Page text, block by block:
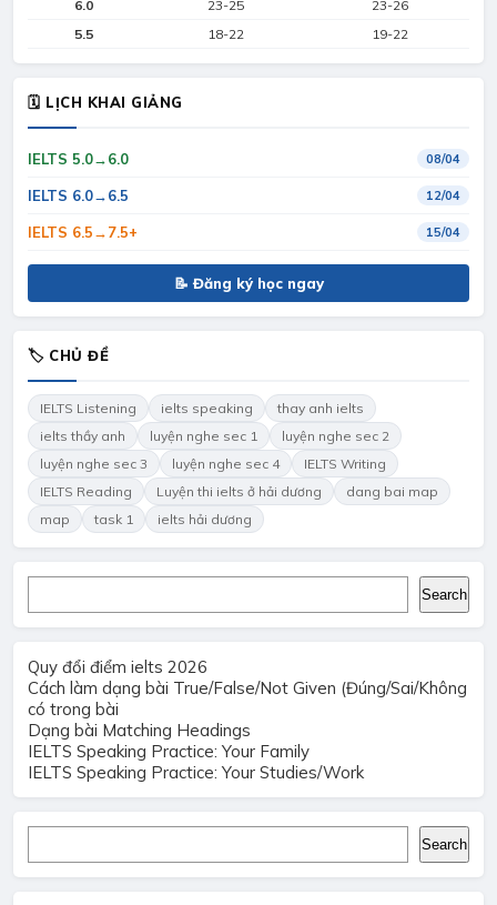
6.0 23-25
23-26
5.5
18-22 19-22
🗓 LỊCH KHAI GIẢNG
IELTS 5.0→6.0 08/04
IELTS 6.0→6.5 12/04
IELTS 6.5→7.5+ 15/04
📝 Đăng ký học ngay
🏷 CHỦ ĐỀ
IELTS Listening ielts speaking
thay anh ielts
ielts thầy anh
luyện nghe sec 1
luyện nghe sec 2
luyện nghe sec 3
luyện nghe sec 4
IELTS Writing
IELTS Reading
Luyện thi ielts ở hải dương
dang bai map
map
task 1 ielts hải dương
Search
Quy đổi điểm ielts 2026
Cách làm dạng bài True/False/Not Given (Đúng/Sai/Không
có trong bài
Dạng bài Matching Headings
IELTS Speaking Practice: Your Family
IELTS Speaking Practice: Your Studies/Work
Search